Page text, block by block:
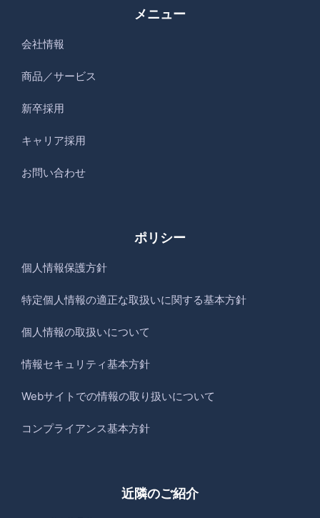
メニュー
会社情報
商品／サービス
新卒採用
キャリア採用
お問い合わせ
ポリシー
個人情報保護方針
特定個人情報の適正な取扱いに関する基本方針
個人情報の取扱いについて
情報セキュリティ基本方針
Webサイトでの情報の取り扱いについて
コンプライアンス基本方針
近隣のご紹介